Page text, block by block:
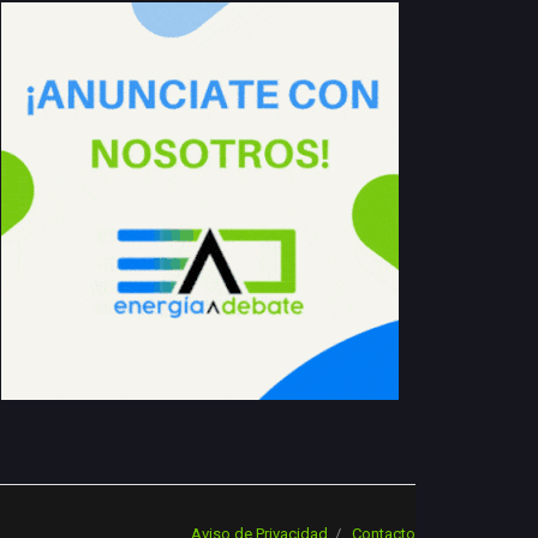
Aviso de Privacidad Contacto